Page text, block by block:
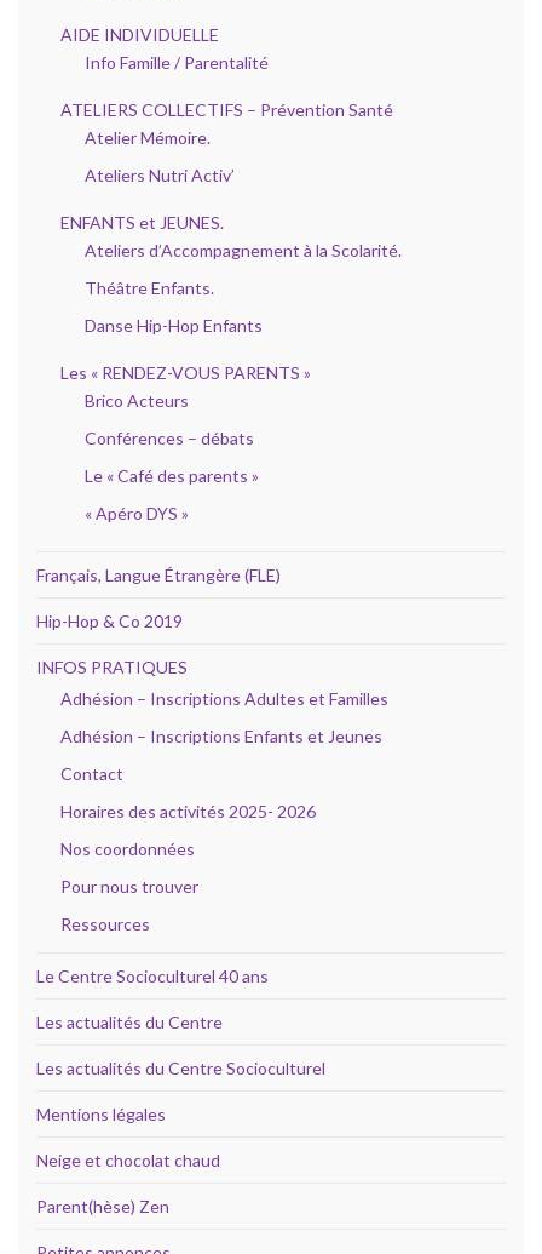
AIDE INDIVIDUELLE
Info Famille / Parentalité
ATELIERS COLLECTIFS – Prévention Santé
Atelier Mémoire.
Ateliers Nutri Activ’
ENFANTS et JEUNES.
Ateliers d’Accompagnement à la Scolarité.
Théâtre Enfants.
Danse Hip-Hop Enfants
Les « RENDEZ-VOUS PARENTS »
Brico Acteurs
Conférences – débats
Le « Café des parents »
« Apéro DYS »
Français, Langue Étrangère (FLE)
Hip-Hop & Co 2019
INFOS PRATIQUES
Adhésion – Inscriptions Adultes et Familles
Adhésion – Inscriptions Enfants et Jeunes
Contact
Horaires des activités 2025- 2026
Nos coordonnées
Pour nous trouver
Ressources
Le Centre Socioculturel 40 ans
Les actualités du Centre
Les actualités du Centre Socioculturel
Mentions légales
Neige et chocolat chaud
Parent(hèse) Zen